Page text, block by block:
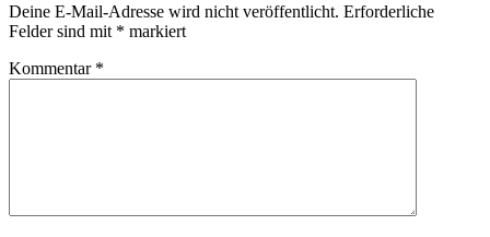
Deine E-Mail-Adresse wird nicht veröffentlicht. Erforderliche
Felder sind mit * markiert
Kommentar *